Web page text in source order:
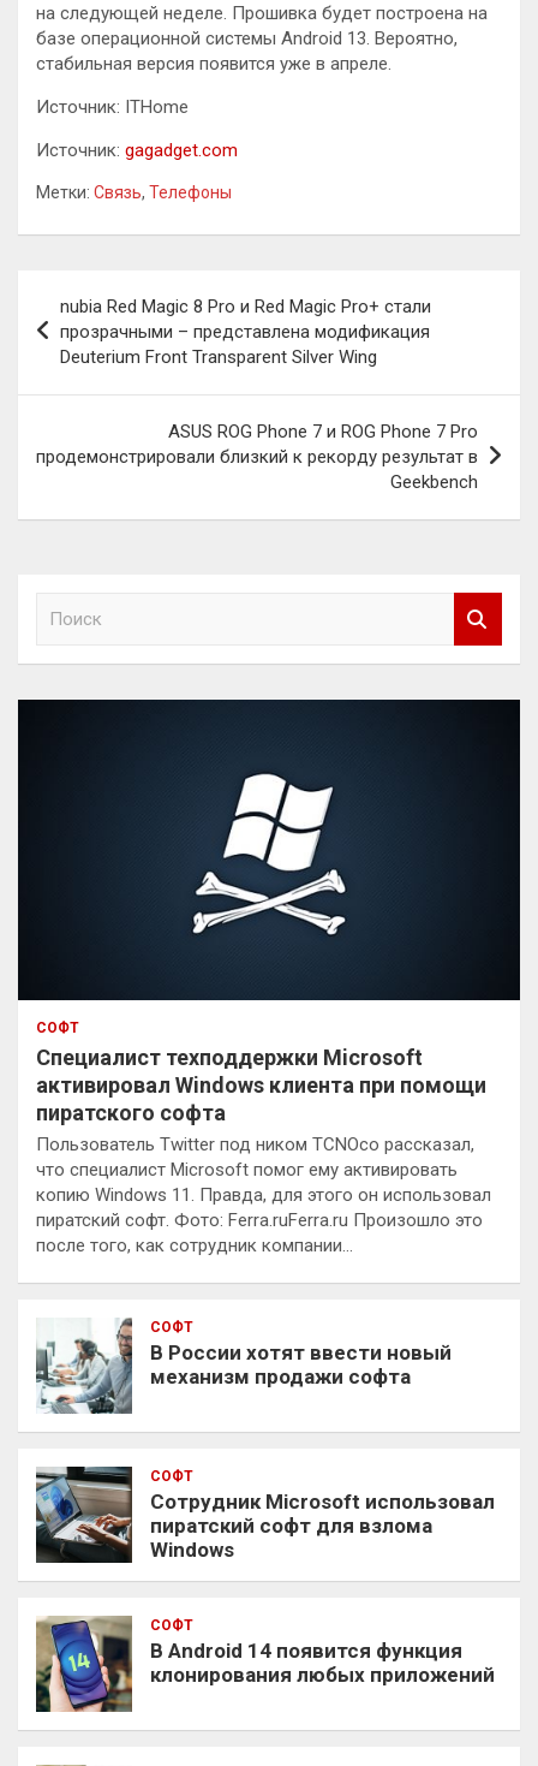
на следующей неделе. Прошивка будет построена на
базе операционной системы Android 13. Вероятно,
стабильная версия появится уже в апреле.
Источник: ITHome
Источник: gagadget.com
Метки: Связь, Телефоны
по
записям
nubia Red Magic 8 Pro и Red Magic Pro+ стали
прозрачными – представлена модификация
Deuterium Front Transparent Silver Wing
ASUS ROG Phone 7 и ROG Phone 7 Pro
продемонстрировали близкий к рекорду результат в
Geekbench
к
СОФТ
Специалист техподдержки Microsoft
активировал Windows клиента при помощи
пиратского софта
Пользователь Twitter под ником TCNOco рассказал,
что специалист Microsoft помог ему активировать
копию Windows 11. Правда, для этого он использовал
пиратский софт. Фото: Ferra.ruFerra.ru Произошло это
после того, как сотрудник компании…
СОФТ
В России хотят ввести новый
механизм продажи софта
СОФТ
Сотрудник Microsoft использовал
пиратский софт для взлома
Windows
СОФТ
В Android 14 появится функция
клонирования любых приложений